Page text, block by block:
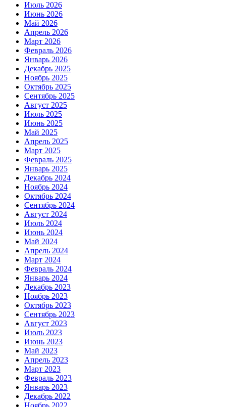
Июль 2026
Июнь 2026
Май 2026
Апрель 2026
Март 2026
Февраль 2026
Январь 2026
Декабрь 2025
Ноябрь 2025
Октябрь 2025
Сентябрь 2025
Август 2025
Июль 2025
Июнь 2025
Май 2025
Апрель 2025
Март 2025
Февраль 2025
Январь 2025
Декабрь 2024
Ноябрь 2024
Октябрь 2024
Сентябрь 2024
Август 2024
Июль 2024
Июнь 2024
Май 2024
Апрель 2024
Март 2024
Февраль 2024
Январь 2024
Декабрь 2023
Ноябрь 2023
Октябрь 2023
Сентябрь 2023
Август 2023
Июль 2023
Июнь 2023
Май 2023
Апрель 2023
Март 2023
Февраль 2023
Январь 2023
Декабрь 2022